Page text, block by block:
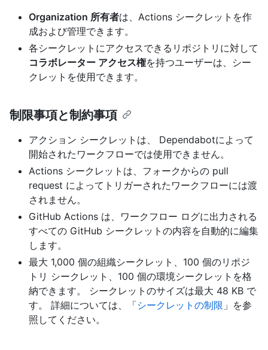
Organization 所有者は、Actions シークレットを作
成および管理できます。
各シークレットにアクセスできるリポジトリに対して
コラボレーター アクセス権を持つユーザーは、シー
クレットを使用できます。
制限事項と制約事項
アクション シークレットは、 Dependabotによって
開始されたワークフローでは使用できません。
Actions シークレットは、フォークからの pull
request によってトリガーされたワークフローには渡
されません。
GitHub Actions は、ワークフロー ログに出力される
すべての GitHub シークレットの内容を自動的に編集
します。
最大 1,000 個の組織シークレット、100 個のリポジ
トリ シークレット、100 個の環境シークレットを格
納できます。 シークレットのサイズは最大 48 KB で
す。 詳細については、「シークレットの制限 」を参
照してください。